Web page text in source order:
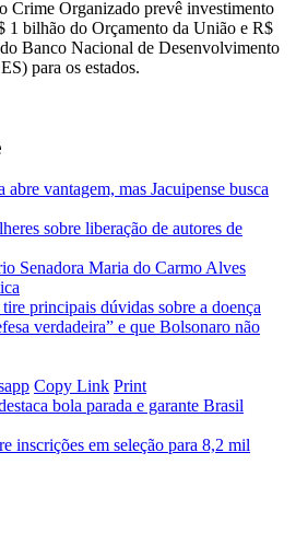
Crime Organizado prevê investimento
1 bilhão do Orçamento da União e R$
Banco Nacional de Desenvolvimento
para os estados.
vantagem, mas Jacuipense busca
sobre liberação de autores de
Senadora Maria do Carmo Alves
principais dúvidas sobre a doença
verdadeira” e que Bolsonaro não
Copy Link Print
bola parada e garante Brasil
inscrições em seleção para 8,2 mil